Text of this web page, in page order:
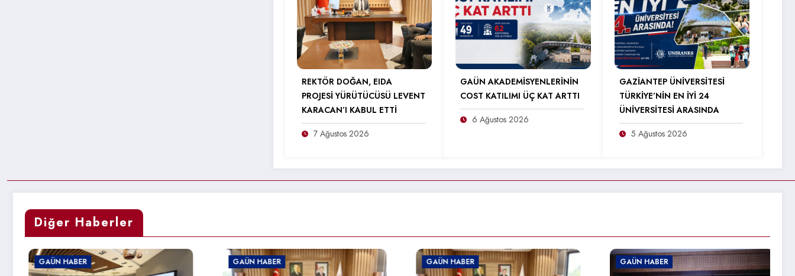
REKTÖR DOĞAN, EIDA
PROJESİ YÜRÜTÜCÜSÜ LEVENT
KARACAN’I KABUL ETTİ
7 Ağustos 2026
GAÜN AKADEMİSYENLERİNİN
COST KATILIMI ÜÇ KAT ARTTI
6 Ağustos 2026
GAZİANTEP ÜNİVERSİTESİ
TÜRKİYE’NİN EN İYİ 24
ÜNİVERSİTESİ ARASINDA
5 Ağustos 2026
Diğer Haberler
GAÜN HABER GAÜN HABER GAÜN HABER GAÜN HABER